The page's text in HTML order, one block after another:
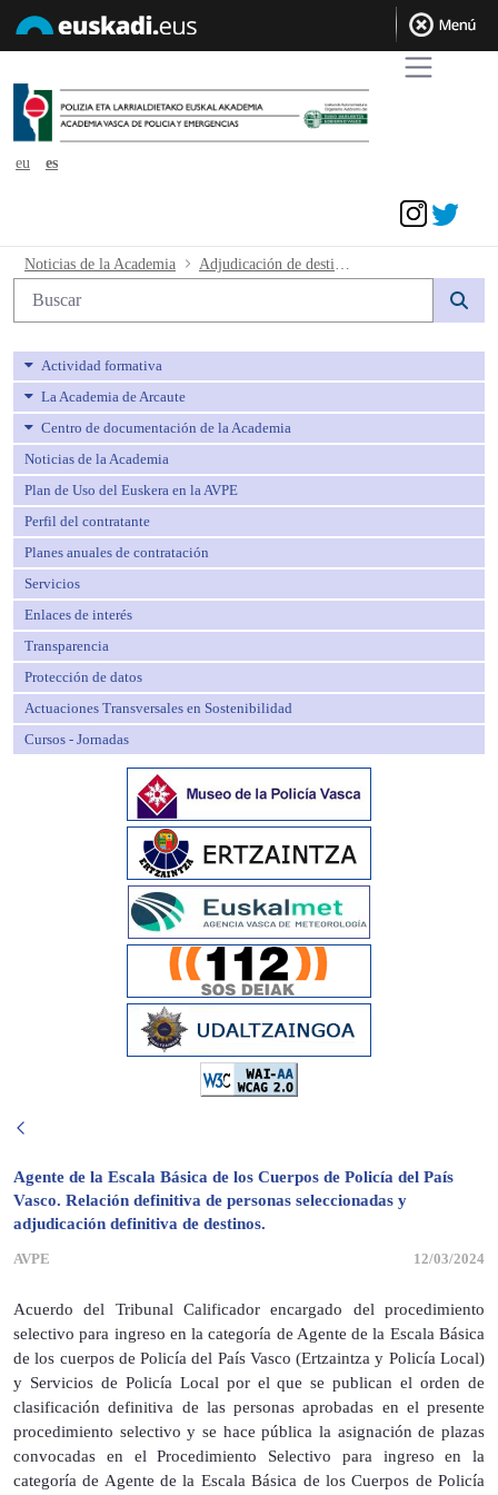
eu
es
Adjudicación de destinos - avpe
Noticias de la Academia
Búsqueda web
Actividad formativa
La Academia de Arcaute
Centro de documentación de la Academia
Noticias de la Academia
Plan de Uso del Euskera en la AVPE
Perfil del contratante
Planes anuales de contratación
Servicios
Enlaces de interés
Transparencia
Protección de datos
Actuaciones Transversales en Sostenibilidad
Cursos - Jornadas
Agente de la Escala Básica de los Cuerpos de Policía del País
Vasco. Relación definitiva de personas seleccionadas y
adjudicación definitiva de destinos.
AVPE 12/03/2024
Acuerdo del Tribunal Calificador encargado del procedimiento
selectivo para ingreso en la categoría de Agente de la Escala Básica
de los cuerpos de Policía del País Vasco (Ertzaintza y Policía Local)
y Servicios de Policía Local por el que se publican el orden de
clasificación definitiva de las personas aprobadas en el presente
procedimiento selectivo y se hace pública la asignación de plazas
convocadas en el Procedimiento Selectivo para ingreso en la
categoría de Agente de la Escala Básica de los Cuerpos de Policía